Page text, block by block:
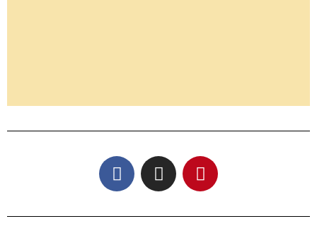
Kennenlerntermin
vereinbaren
Du hast Fragen oder möchtest mit mir